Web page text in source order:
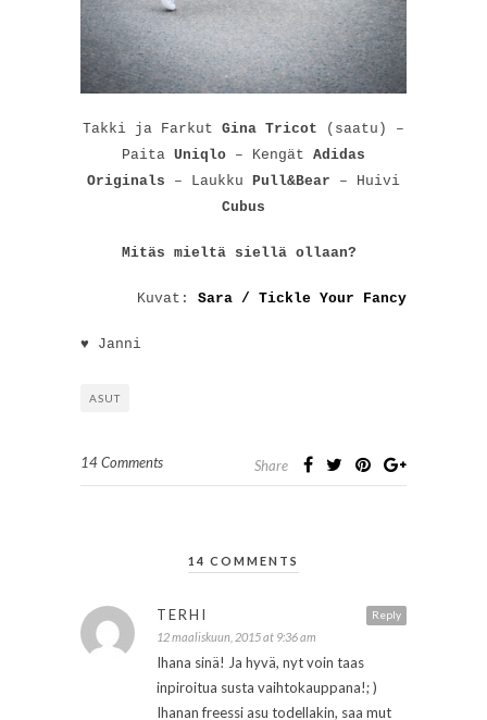
Takki ja Farkut Gina Tricot (saatu) –
Paita Uniqlo – Kengät Adidas
Originals – Laukku Pull&Bear – Huivi
Cubus
Mitäs mieltä siellä ollaan?
Kuvat: Sara / Tickle Your Fancy
♥ Janni
ASUT
14 Comments Share
14 COMMENTS
Reply
TERHI
12 maaliskuun, 2015 at 9:36 am
Ihana sinä! Ja hyvä, nyt voin taas
inpiroitua susta vaihtokauppana!; )
Ihanan freessi asu todellakin, saa mut